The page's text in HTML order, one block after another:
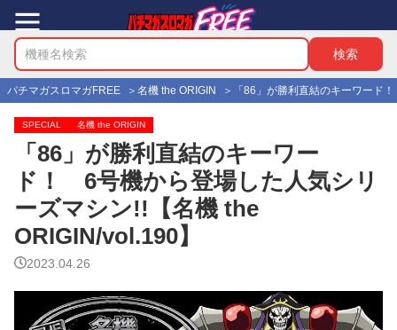
パチマガスロマガFREE 名機 the ORIGIN 「86」が勝利直結のキーワード
SPECIAL 名機 the ORIGIN
「86」が勝利直結のキーワー
ド！ 6号機から登場した人気シリ
ーズマシン!!【名機 the
ORIGIN/vol.190】
2023.04.26